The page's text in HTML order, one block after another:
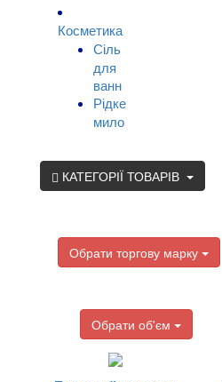
Косметика
Сіль
для
ванн
Рідке
мило
КАТЕГОРІЇ ТОВАРІВ
Обрати торгову марку
Обрати об'єм